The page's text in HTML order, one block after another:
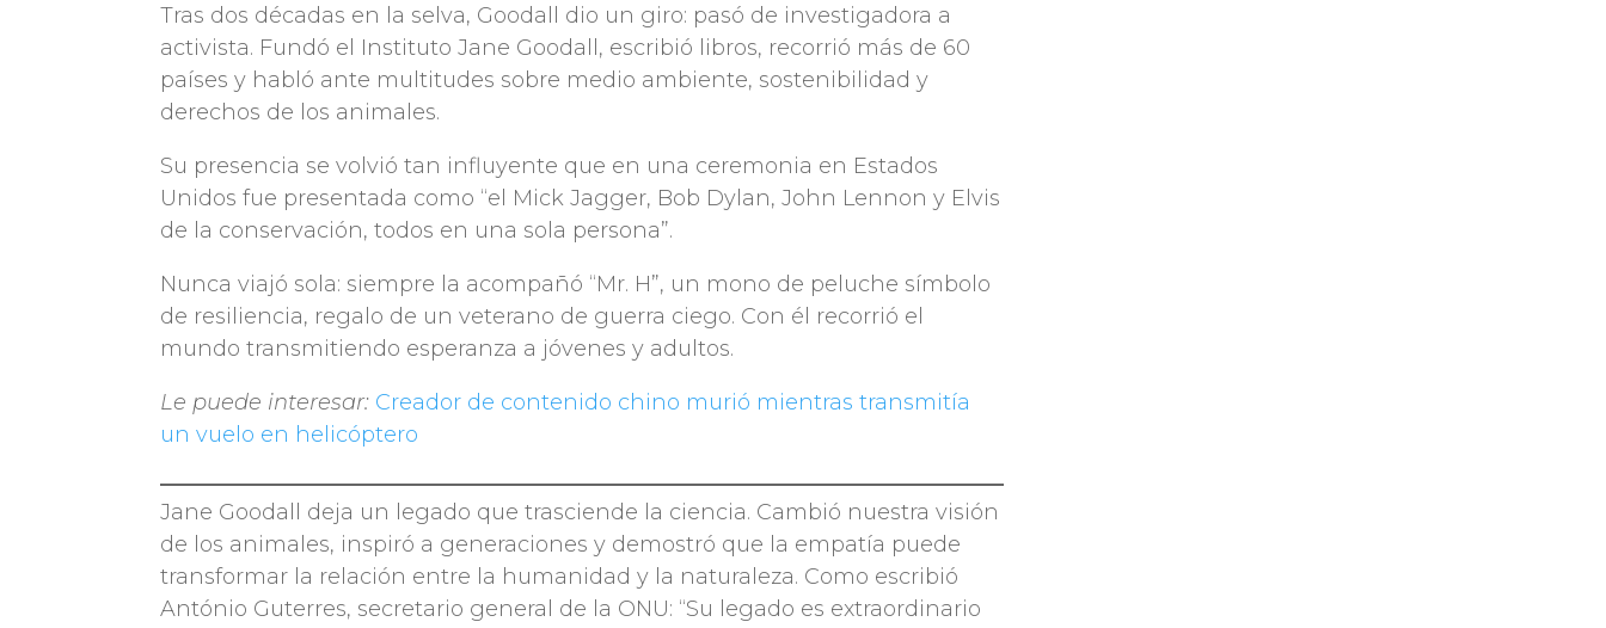
Tras dos décadas en la selva, Goodall dio un giro: pasó de investigadora a
activista. Fundó el Instituto Jane Goodall, escribió libros, recorrió más de 60
países y habló ante multitudes sobre medio ambiente, sostenibilidad y
derechos de los animales.
Su presencia se volvió tan influyente que en una ceremonia en Estados
Unidos fue presentada como “el Mick Jagger, Bob Dylan, John Lennon y Elvis
de la conservación, todos en una sola persona”.
Nunca viajó sola: siempre la acompañó “Mr. H”, un mono de peluche símbolo
de resiliencia, regalo de un veterano de guerra ciego. Con él recorrió el
mundo transmitiendo esperanza a jóvenes y adultos.
Le puede interesar: Creador de contenido chino murió mientras transmitía
un vuelo en helicóptero
Jane Goodall deja un legado que trasciende la ciencia. Cambió nuestra visión
de los animales, inspiró a generaciones y demostró que la empatía puede
transformar la relación entre la humanidad y la naturaleza. Como escribió
António Guterres, secretario general de la ONU: “Su legado es extraordinario